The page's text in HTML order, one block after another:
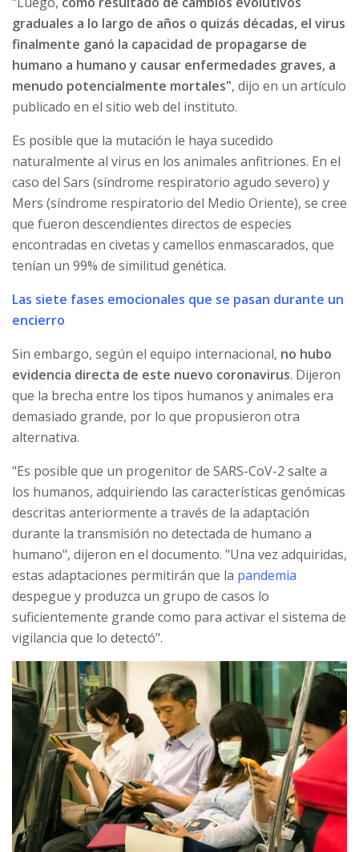
graduales a lo largo de años o quizás décadas, el virus
finalmente ganó la capacidad de propagarse de
humano a humano y causar enfermedades graves, a
menudo potencialmente mortales", dijo en un artículo
publicado en el sitio web del instituto.
Es posible que la mutación le haya sucedido
naturalmente al virus en los animales anfitriones. En el
caso del Sars (síndrome respiratorio agudo severo) y
Mers (síndrome respiratorio del Medio Oriente), se cree
que fueron descendientes directos de especies
encontradas en civetas y camellos enmascarados, que
tenían un 99% de similitud genética.
Las siete fases emocionales que se pasan durante un
encierro
Sin embargo, según el equipo internacional, no hubo
evidencia directa de este nuevo coronavirus. Dijeron
que la brecha entre los tipos humanos y animales era
demasiado grande, por lo que propusieron otra
alternativa.
"Es posible que un progenitor de SARS-CoV-2 salte a
los humanos, adquiriendo las características genómicas
descritas anteriormente a través de la adaptación
durante la transmisión no detectada de humano a
humano", dijeron en el documento. "Una vez adquiridas,
estas adaptaciones permitirán que la pandemia
despegue y produzca un grupo de casos lo
suficientemente grande como para activar el sistema de
vigilancia que lo detectó".